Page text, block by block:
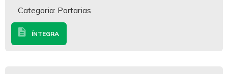
Categoria: Portarias
description ÍNTEGRA